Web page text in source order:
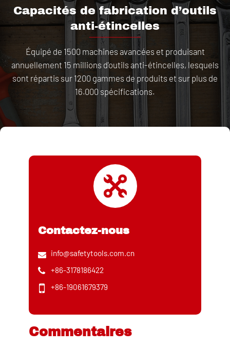
Capacités de fabrication d’outils
anti-étincelles
Équipé de 1500 machines avancées et produisant
annuellement 15 millions d'outils anti-étincelles, lesquels
sont répartis sur 1200 gammes de produits et sur plus de
16.000 spécifications.
Contactez-nous
info@safetytools.com.cn
+86-3178186422
+86-19061679379
Commentaires